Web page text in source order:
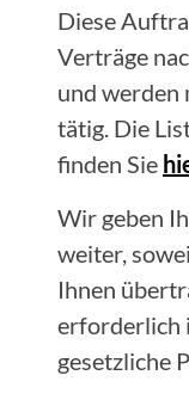
Diese
Verträge
und werden
tätig. Die
finden Sie
Wir geben
weiter,
Ihnen
erforderlich
gesetzliche